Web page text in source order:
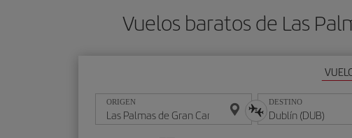
Vuelos baratos de Las
ORIGEN DESTINO